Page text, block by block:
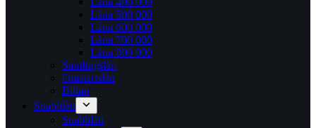
Låna 500 000
Låna 600 000
Låna 700 000
Låna 800 000
Samlingslån
Omstartslån
Billån
Snabblån
Snabblån